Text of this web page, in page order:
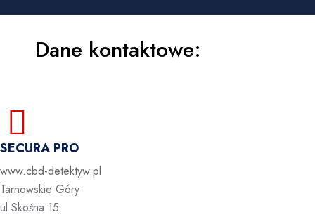
Dane kontaktowe:
SECURA PRO
www.cbd-detektyw.pl
Tarnowskie Góry
ul Skośna 15